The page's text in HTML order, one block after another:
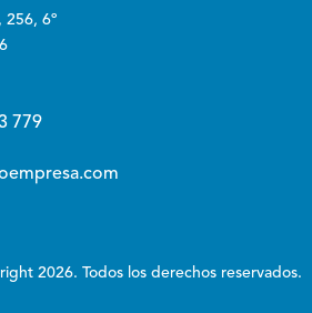
256, 6º
779
2026. Todos los derechos reservados.